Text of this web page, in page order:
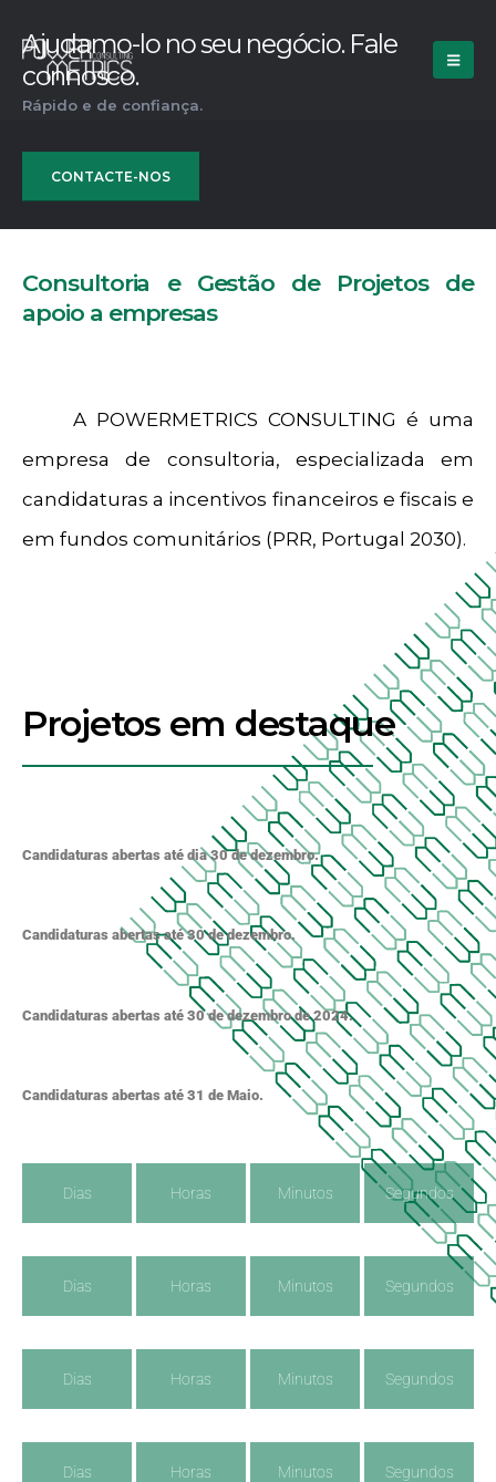
Ajudamo-lo no seu negócio. Fale
connosco.
Rápido e de confiança.
CONTACTE-NOS
Consultoria e Gestão de Projetos de
apoio a empresas
A POWERMETRICS CONSULTING é uma
empresa de consultoria, especializada em
candidaturas a incentivos financeiros e fiscais e
em fundos comunitários (PRR, Portugal 2030).
Projetos em destaque
Candidaturas abertas até dia 30 de dezembro.
Candidaturas abertas até 30 de dezembro.
Candidaturas abertas até 30 de dezembro de 2024.
Candidaturas abertas até 31 de Maio.
Dias Horas Minutos Segundos
Dias Horas Minutos Segundos
Dias Horas Minutos Segundos
Dias Horas Minutos Segundos